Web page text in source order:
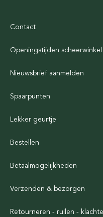
Contact
Openingstijden scheerwinkel
Nieuwsbrief aanmelden
Spaarpunten
Lekker geurtje
Bestellen
Betaalmogelijkheden
Verzenden & bezorgen
Retourneren - ruilen -